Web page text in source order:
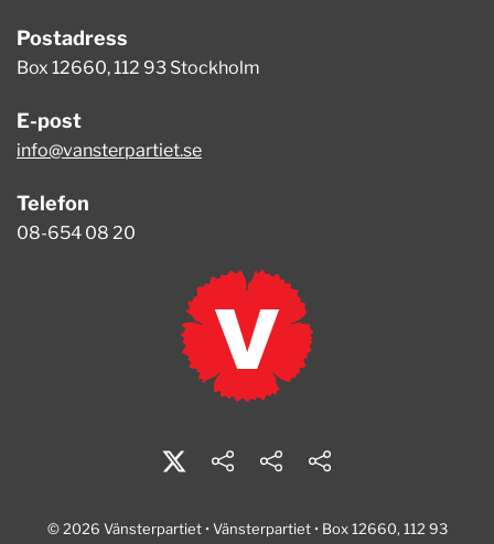
Postadress
Box 12660, 112 93 Stockholm
E-post
info@vansterpartiet.se
Telefon
08-654 08 20
© 2026 Vänsterpartiet • Vänsterpartiet • Box 12660, 112 93